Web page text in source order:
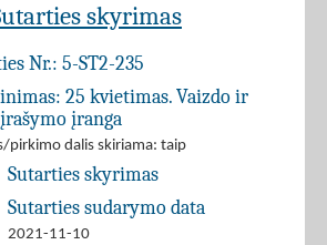
skyrimas
Nr.: 5-ST2-235
25 kvietimas. Vaizdo ir
įranga
pirkimo dalis skiriama: taip
Sutarties skyrimas
Sutarties sudarymo data
2021-11-10